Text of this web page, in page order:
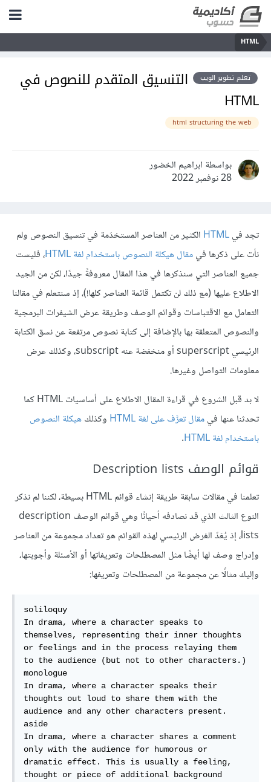
HTML
تعلم تطوير الويب
التنسيق المتقدم للنصوص في
HTML
html structuring the web
بواسطة ابراهيم الخضور
28 نوفمبر 2022
تجد فيHTML الكثير من العناصر المستخدَمة في تنسيق النصوص ولم
نأت على ذكرها فيمقال هيكلة النصوص باستخدام لغة HTML
، فليست
جميع العناصر التي سنذكرها في هذا المقال معروفةً جيدًا، لكن من الجيد
الاطلاع عليها (مع ذلك لن تكتمل قائمة العناصر كلها!)، إذ سنتعلم في مقالنا
التعامل مع الاقتباسات وقوائم الوصف وطريقة عرض الشيفرات البرمجية
والنصوص المتعلقة بها بالإضافة إلى كتابة نصوص مرتفعة عن نسق الكتابة
الرئيسي superscript أو منخفضة عنه subscript، وكذلك عرض
معلومات التواصل وغيرها.
لا بد قبل الشروع في قراءة المقال الاطلاع على أساسيات HTML كما
تحدثنا عنها فيمقال تعرَّف على لغة HTML وكذلكهيكلة النصوص
باستخدام لغة HTML
.
قوائم الوصف Description lists
تعلمنا في مقالات سابقة طريقة إنشاء قوائم HTML بسيطة، لكننا لم نذكر
النوع الثالث الذي قد نصادفه أحيانًا وهي قوائم الوصف description
lists، إذ يُعَدّ الغرض الرئيسي لهذه القوائم هو تعداد مجموعة من العناصر
وإدراج وصف لها أيضًا مثل المصطلحات وتعريفاتها أو الأسئلة وأجوبتها،
وإليك مثالًا عن مجموعة من المصطلحات وتعريفها:
soliloquy
In drama, where a character speaks to
themselves, representing their inner thoughts
or feelings and in the process relaying them
to the audience (but not to other characters.)
monologue
In drama, where a character speaks their
thoughts out loud to share them with the
audience and any other characters present.
aside
In drama, where a character shares a comment
only with the audience for humorous or
dramatic effect. This is usually a feeling,
thought or piece of additional background